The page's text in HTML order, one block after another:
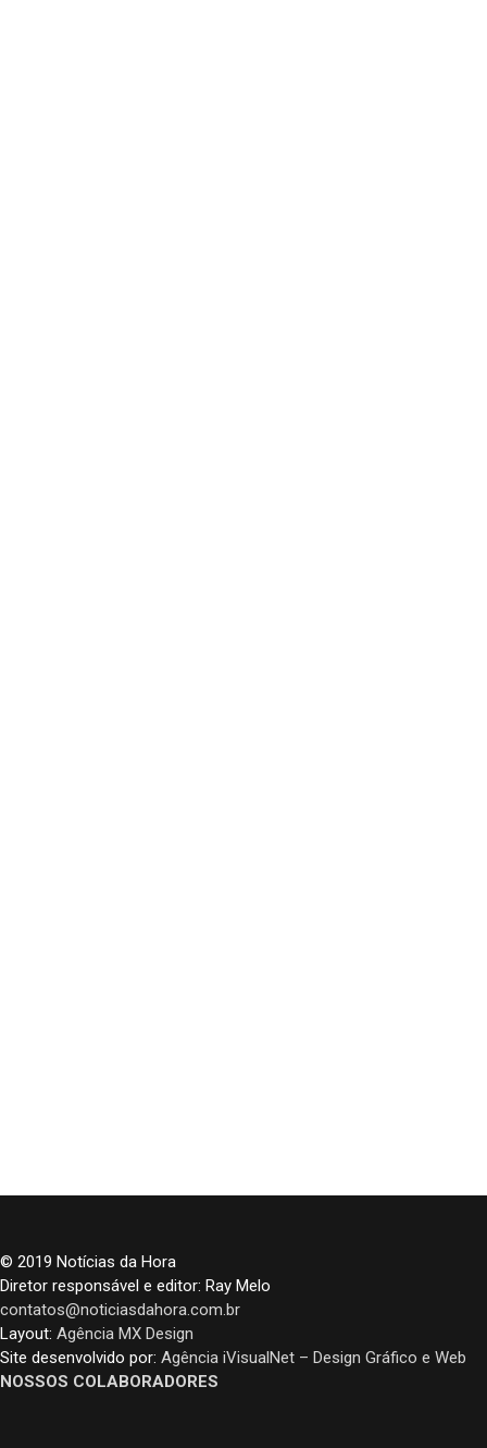
© 2019 Notícias da Hora
Diretor responsável e editor: Ray Melo
contatos@noticiasdahora.com.br
Layout: Agência MX Design
Site desenvolvido por: Agência iVisualNet – Design Gráfico e Web
NOSSOS COLABORADORES